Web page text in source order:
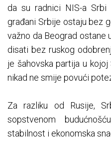
da su radnici NIS-a
građani Srbije ostaju bez
važno da Beograd ostane
disati bez ruskog
je šahovska partija u
nikad ne smije povući
Za razliku od Rusije,
sopstvenom
stabilnost i ekonomska